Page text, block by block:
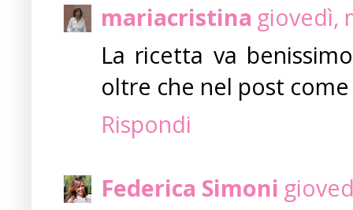
mariacristina giovedì,
La ricetta va
oltre che nel post
Rispondi
Federica Simoni